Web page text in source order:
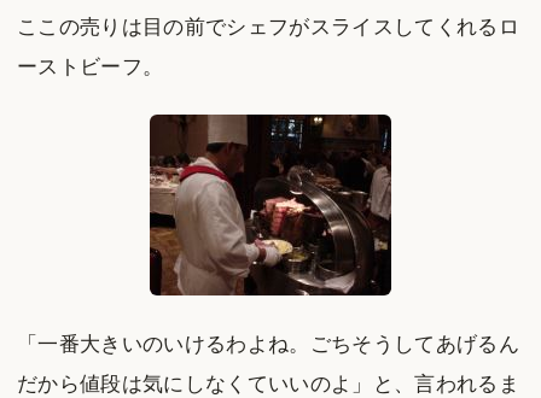
ここの売りは目の前でシェフがスライスしてくれるロ
ーストビーフ。
「一番大きいのいけるわよね。ごちそうしてあげるん
だから値段は気にしなくていいのよ」と、言われるま